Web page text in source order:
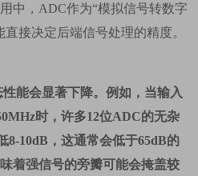
中， ADC作为“模拟信号转数字
直接决定后端信号处理的精度。
性能会显著下降。例如，当输入
时，许多12位ADC的无杂
8-10dB ，这通常会低于65dB的
着强信号的旁瓣可能会掩盖较